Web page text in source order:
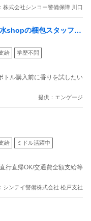
株式会社シンコー警備保障 川口
shopの梱包スタッフ
給 学歴不問
トル購入前に香りを試したい
提供：エンゲージ
給 ミドル活躍中
行直帰OK/交通費全額支給等
シンテイ警備株式会社 松戸支社